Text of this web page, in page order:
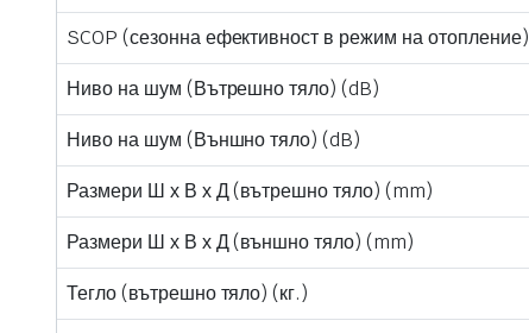
SCOP (сезонна ефективност в режим на отопление)
Ниво на шум (Вътрешно тяло) (dB)
Ниво на шум (Външно тяло) (dB)
Размери Ш х В х Д (вътрешно тяло) (mm)
Размери Ш х В х Д (външно тяло) (mm)
Тегло (вътрешно тяло) (кг.)